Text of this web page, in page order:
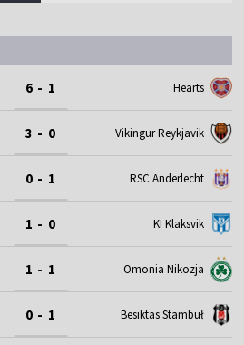
6 - 1 Hearts
3 - 0 Vikingur Reykjavik
0 - 1 RSC Anderlecht
1 - 0 KI Klaksvik
1 - 1 Omonia Nikozja
0 - 1 Besiktas Stambuł